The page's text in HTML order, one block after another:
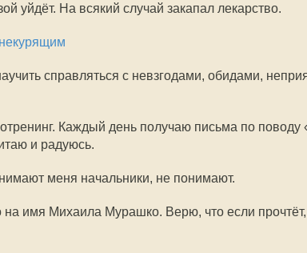
уйдёт. На всякий случай закапал лекарство.
некурящим
справляться с невзгодами, обидами,
Каждый день получаю письма по поводу
и радуюсь.
меня начальники, не понимают.
на имя Михаила Мурашко. Верю, что если